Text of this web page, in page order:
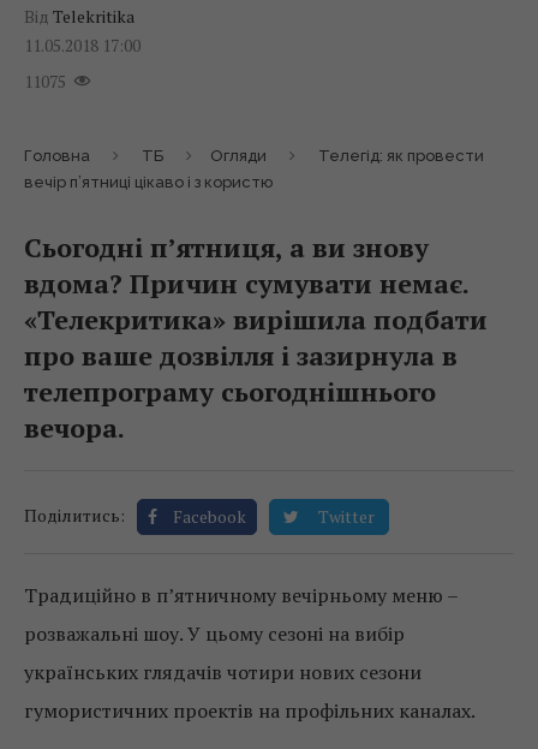
Від Telekritika
11.05.2018 17:00
11075
Головна ТБ Огляди
Телегід: як провести
вечір п’ятниці цікаво і з користю
Сьогодні п’ятниця, а ви знову
вдома? Причин сумувати немає.
«Телекритика» вирішила подбати
про ваше дозвілля і зазирнула в
телепрограму сьогоднішнього
вечора.
Поділитись: Facebook Twitter
Традиційно в п’ятничному вечірньому меню –
розважальні шоу. У цьому сезоні на вибір
українських глядачів чотири нових сезони
гумористичних проектів на профільних каналах.